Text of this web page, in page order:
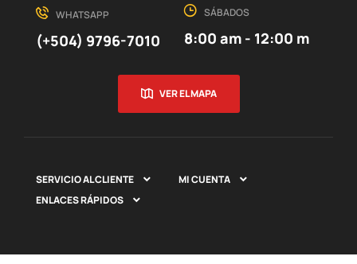
WHATSAPP
(+504) 9796-7010
SÁBADOS
8:00 am - 12:00 m
VER EL MAPA
SERVICIO AL CLIENTE  MI CUENTA 
ENLACES RÁPIDOS 